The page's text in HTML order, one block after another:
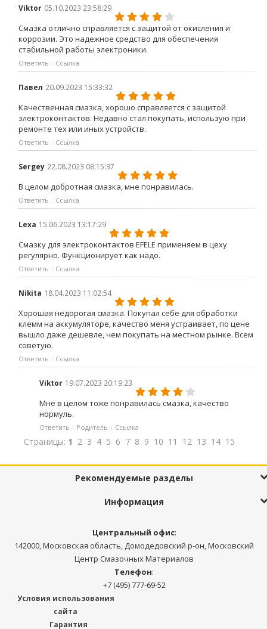
Viktor 05.10.2023 23:58:29
Смазка отлично справляется с защитой от окисления и
коррозии. Это надежное средство для обеспечения
стабильной работы электроники.
Ответить Ссылка
Павел 20.09.2023 15:33:32
Качественная смазка, хорошо справляется с защитой
электроконтактов. Недавно стал покупать, использую при
ремонте тех или иных устройств.
Ответить Ссылка
Sergey 22.08.2023 08:15:37
В целом добротная смазка, мне понравилась.
Ответить Ссылка
Lexa 15.06.2023 13:17:29
Смазку для электроконтактов EFELE применяем в цеху
регулярно. Функционирует как надо.
Ответить Ссылка
Nikita 18.04.2023 11:02:54
Хорошая недорогая смазка. Покупал себе для обработки
клемм на аккумуляторе, качество меня устраивает, по цене
вышло даже дешевле, чем покупать на местном рынке. Всем
советую.
Ответить Ссылка
Viktor 19.07.2023 20:19:23
Мне в целом тоже понравилась смазка, качество
нормуль.
Ответить Родитель Ссылка
Страницы: 1 2 3 4 5 6 7 8 9 10 11 12 13 14 15
Рекомендуемые разделы
Информация
Центральный офис:
142000, Московская область, Домодедовский р-он, Московский
Центр Смазочных Материалов
Телефон:
+7 (495) 777-69-52
Условия использования
сайта
Гарантия